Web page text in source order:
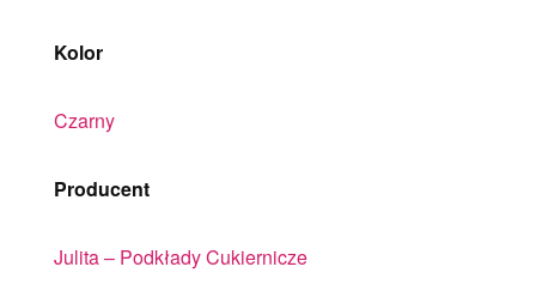
Kolor
Czarny
Producent
Julita – Podkłady Cukiernicze